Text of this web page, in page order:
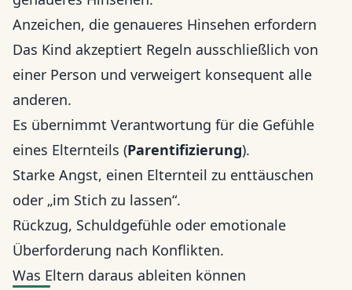
Anzeichen, die genaueres Hinsehen erfordern
Das Kind akzeptiert Regeln ausschließlich von
einer Person und verweigert konsequent alle
anderen.
Es übernimmt Verantwortung für die Gefühle
eines Elternteils (Parentifizierung).
Starke Angst, einen Elternteil zu enttäuschen
oder „im Stich zu lassen“.
Rückzug, Schuldgefühle oder emotionale
Überforderung nach Konflikten.
Was Eltern daraus ableiten können